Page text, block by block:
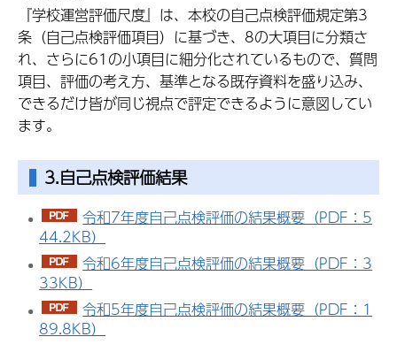
『学校運営評価尺度』は、本校の自己点検評価規定第3
条（自己点検評価項目）に基づき、8の大項目に分類さ
れ、さらに61の小項目に細分化されているもので、質問
項目、評価の考え方、基準となる既存資料を盛り込み、
できるだけ皆が同じ視点で評定できるように意図してい
ます。
3.自己点検評価結果
令和7年度自己点検評価の結果概要（PDF：5
44.2KB）
令和6年度自己点検評価の結果概要（PDF：3
33KB）
令和5年度自己点検評価の結果概要（PDF：1
89.8KB）